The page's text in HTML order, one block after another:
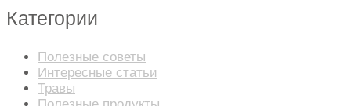
Категории
Полезные советы
Интересные статьи
Травы